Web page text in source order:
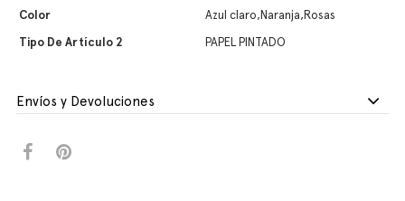
Color
Azul claro,Naranja,Rosas
Tipo De Artículo 2
PAPEL PINTADO
Envíos y Devoluciones